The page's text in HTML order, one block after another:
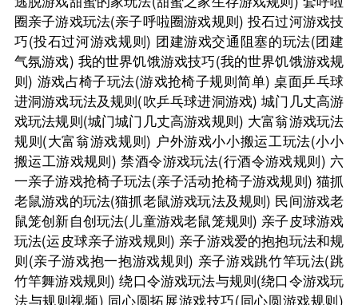
圈亲子游戏玩法(亲子呼啦圈游戏规则) 投石过河游戏技
巧(投石过河游戏规则) 团建游戏交通阻塞的玩法(团建
气氛游戏) 我的世界饥饿游戏技巧(我的世界饥饿游戏规
则) 游戏占椅子玩法(游戏抢椅子规则简单) 桌面乒乓球
进洞游戏玩法及规则(吹乒乓球进洞游戏) 城门几丈高游
戏玩法规则(城门城门几丈高游戏规则) 大富翁游戏玩法
规则(大富翁游戏规则) 户外游戏小小搬运工玩法(小小
搬运工游戏规则) 禁酒令游戏玩法(行酒令游戏规则) 六
一亲子游戏抢椅子玩法(亲子活动抢椅子游戏规则) 猫抓
老鼠游戏的玩法(猫抓老鼠游戏玩法及规则) 民间游戏老
鼠笼创新自创玩法(儿童游戏老鼠笼规则) 亲子皮球游戏
玩法(运皮球亲子游戏规则) 亲子游戏爱的抱抱玩法和规
则(亲子游戏抱一抱游戏规则) 亲子游戏跳竹竿玩法(跳
竹竿舞游戏规则) 绕口令游戏玩法与规则(绕口令游戏玩
法与规则视频) 同心圆拓展游戏技巧(同心圆游戏规则)